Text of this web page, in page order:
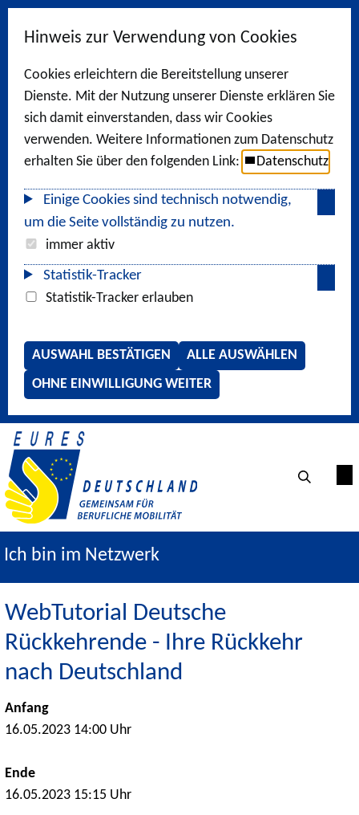
Hinweis zur Verwendung von Cookies
Cookies erleichtern die Bereitstellung unserer
Dienste. Mit der Nutzung unserer Dienste erklären Sie
sich damit einverstanden, dass wir Cookies
verwenden. Weitere Informationen zum Datenschutz
erhalten Sie über den folgenden Link:
Datenschutz
Einige Cookies sind technisch notwendig,
um die Seite vollständig zu nutzen.
immer aktiv
Statistik-Tracker
Statistik-Tracker erlauben
AUSWAHL BESTÄTIGEN
ALLE AUSWÄHLEN
OHNE EINWILLIGUNG WEITER
Ich bin im Netzwerk
WebTutorial Deutsche
Rückkehrende - Ihre Rückkehr
nach Deutschland
Anfang
16.05.2023 14:00 Uhr
Ende
16.05.2023 15:15 Uhr